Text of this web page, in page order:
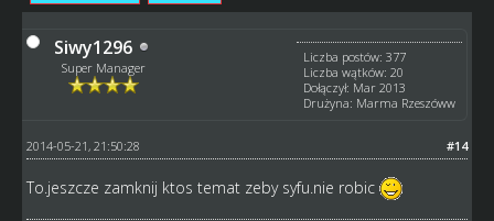
Siwy1296
Super Manager
Liczba postów: 377
Liczba wątków: 20
Dołączył: Mar 2013
Drużyna: Marma Rzeszóww
#14
2014-05-21, 21:50:28
To.jeszcze zamknij ktos temat zeby syfu.nie robic